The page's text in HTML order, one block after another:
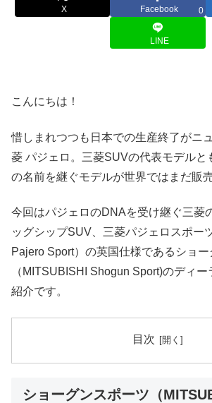
X Facebook 0
LINE
こんにちは！
惜しまれつつも日本での生産終了がニ
菱 パジェロ。三菱SUVの代表モデルと
の名前を継ぐモデルが世界ではまだ販
今回はパジェロのDNAを受け継ぐ三菱
ッグシップSUV、三菱パジェロスポー
Pajero Sport）の英国仕様であるショ
（MITSUBISHI Shogun Sport)のディ
紹介です。
目次
ショーグンスポーツ（